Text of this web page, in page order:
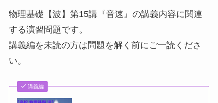
物理基礎【波】第15講『音速』の講義内容に関連
する演習問題です。
講義編を未読の方は問題を解く前にご一読くださ
い。
講義編